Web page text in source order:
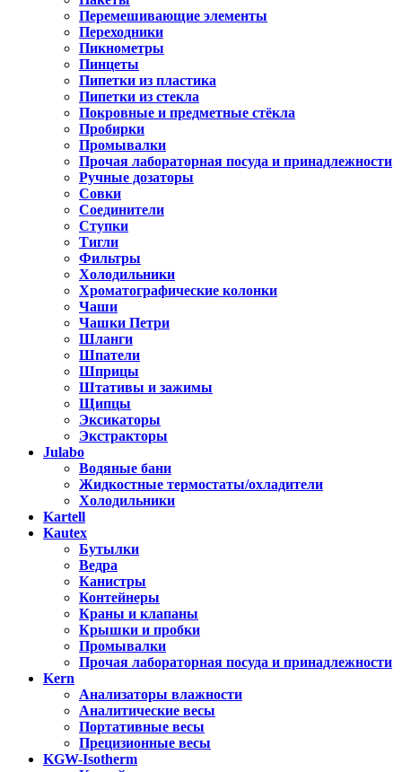
Перемешивающие элементы
Переходники
Пикнометры
Пинцеты
Пипетки из пластика
Пипетки из стекла
Покровные и предметные стёкла
Пробирки
Промывалки
Прочая лабораторная посуда и принадлежности
Ручные дозаторы
Совки
Соединители
Ступки
Тигли
Фильтры
Холодильники
Хроматографические колонки
Чаши
Чашки Петри
Шланги
Шпатели
Шприцы
Штативы и зажимы
Щипцы
Эксикаторы
Экстракторы
Julabo
Водяные бани
Жидкостные термостаты/охладители
Холодильники
Kartell
Kautex
Бутылки
Ведра
Канистры
Контейнеры
Краны и клапаны
Крышки и пробки
Промывалки
Прочая лабораторная посуда и принадлежности
Kern
Анализаторы влажности
Аналитические весы
Портативные весы
Прецизионные весы
KGW-Isotherm